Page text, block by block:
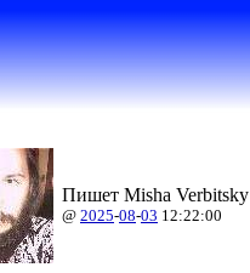
Пишет Misha
@ 2025-08-03 12:22:00